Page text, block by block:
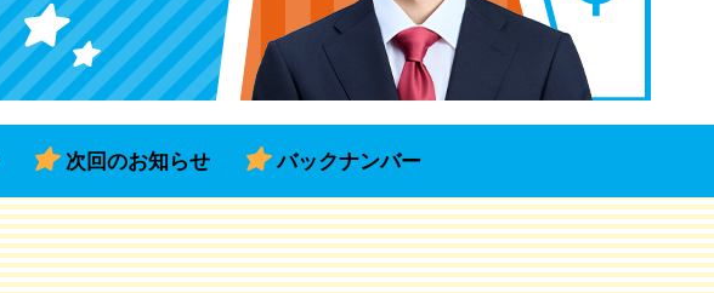
次回のお知らせ バックナンバー